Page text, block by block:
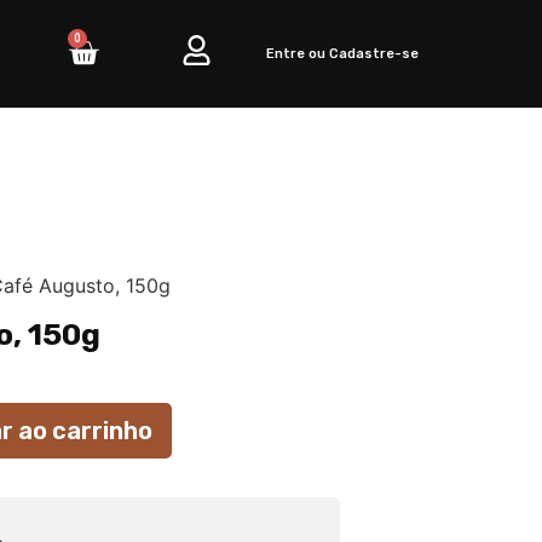
Entre ou Cadastre-se
0
Augusto, 150g
150g
ao carrinho